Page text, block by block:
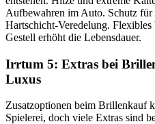
Aufbewahren im Auto. Schutz für
Hartschicht-Veredelung.
Gestell erhöht die Lebensdauer.
Irrtum 5: Extras bei
Luxus
Zusatzoptionen beim Brillenkauf
Spielerei, doch viele Extras sind